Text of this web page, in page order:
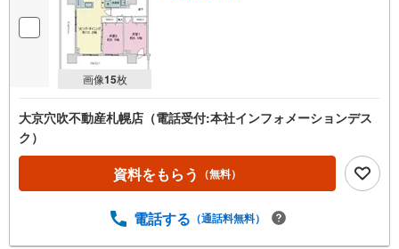
画像15枚
大京穴吹不動産札幌店（電話受付:本社インフォメーションデス
ク）
資料をもらう （無料）
電話する （通話料無料）